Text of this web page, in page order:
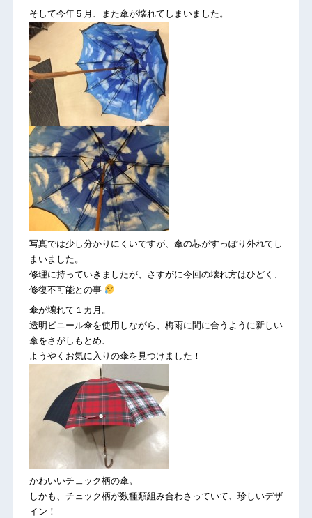
そして今年５月、また傘が壊れてしまいました。
写真では少し分かりにくいですが、傘の芯がすっぽり外れてし
まいました。
修理に持っていきましたが、さすがに今回の壊れ方はひどく、
修復不可能との事
傘が壊れて１カ月。
透明ビニール傘を使用しながら、梅雨に間に合うように新しい
傘をさがしもとめ、
ようやくお気に入りの傘を見つけました！
かわいいチェック柄の傘。
しかも、チェック柄が数種類組み合わさっていて、珍しいデザ
イン！